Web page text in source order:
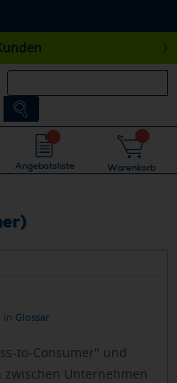
Angebotsliste Warenkorb
in Glossar
to-Consumer" und
Unternehmen